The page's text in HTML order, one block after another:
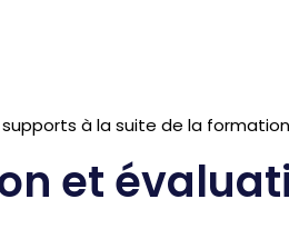
à la suite de la formation
et